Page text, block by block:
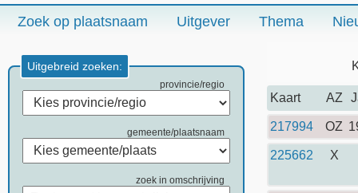
Zoek op plaatsnaam Uitgever Thema
Uitgebreid zoeken:
provincie/regio
gemeente/plaatsnaam
zoek in omschrijving
Kaart AZ
217994 OZ
225662 X